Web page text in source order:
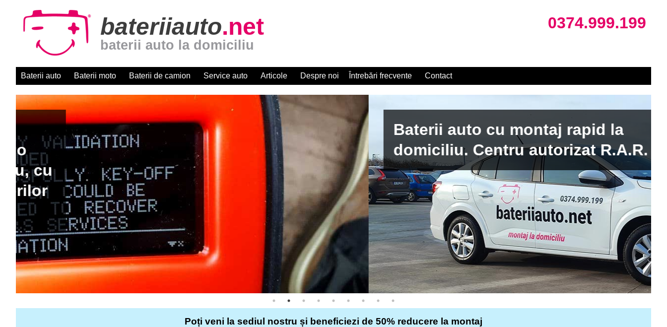
bateriiauto.net
baterii auto la domiciliu
0374.999.199
Baterii auto Baterii moto Baterii de camion Service auto Articole Despre noi Întrebări frecvente Contact
Baterii auto cu montaj rapid la
domiciliu. Centru autorizat R.A.R.
Poți veni la sediul nostru și beneficiezi de 50% reducere la montaj